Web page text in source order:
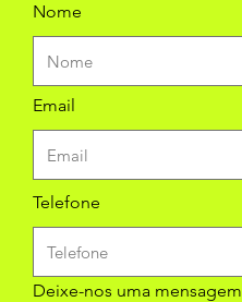
Nome
Email
Telefone
Deixe-nos uma mensagem